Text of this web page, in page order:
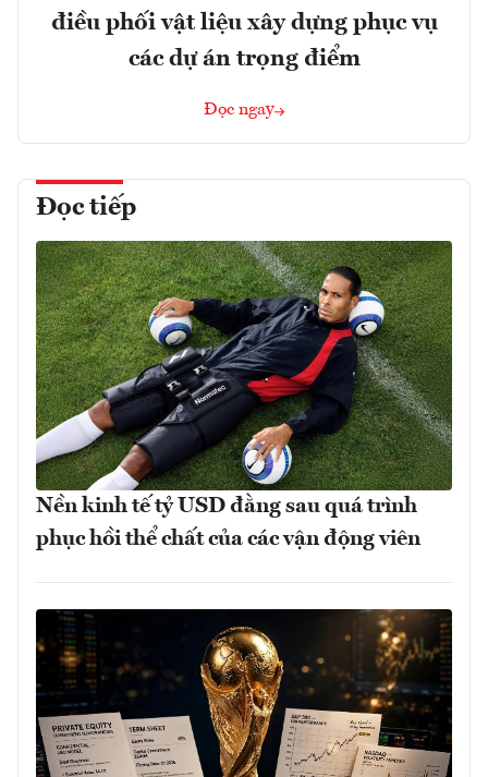
điều phối vật liệu xây dựng phục vụ
các dự án trọng điểm
Đọc ngay
Đọc tiếp
Nền kinh tế tỷ USD đằng sau quá trình
phục hồi thể chất của các vận động viên